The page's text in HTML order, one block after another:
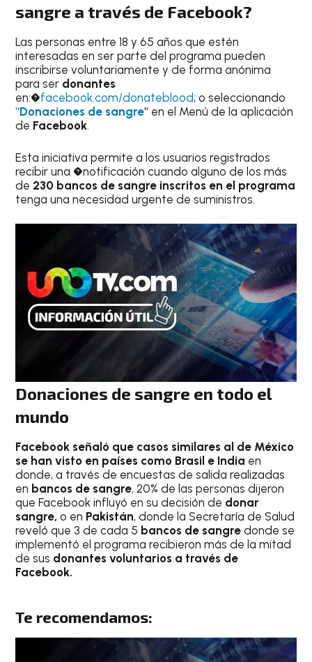
sangre a través de Facebook?
Las personas entre 18 y 65 años que estén
interesadas en ser parte del programa pueden
inscribirse voluntariamente y de forma anónima
para ser donantes
en:�facebook.com/donateblood; o seleccionando
"Donaciones de sangre" en el Menú de la aplicación
de Facebook.
Esta iniciativa permite a los usuarios registrados
recibir una �notificación cuando alguno de los más
de 230 bancos de sangre inscritos en el programa
tenga una necesidad urgente de suministros.
Donaciones de sangre en todo el
mundo
Facebook señaló que casos similares al de México
se han visto en países como Brasil e India en
donde, a través de encuestas de salida realizadas
en bancos de sangre, 20% de las personas dijeron
que Facebook influyó en su decisión de donar
sangre, o en Pakistán, donde la Secretaría de Salud
reveló que 3 de cada 5 bancos de sangredonde se
implementó el programa recibieron más de la mitad
de sus donantes voluntarios a través de
Facebook.
Te recomendamos: